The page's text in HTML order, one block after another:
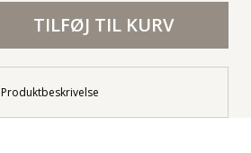
TILFØJ TIL KURV
Produktbeskrivelse